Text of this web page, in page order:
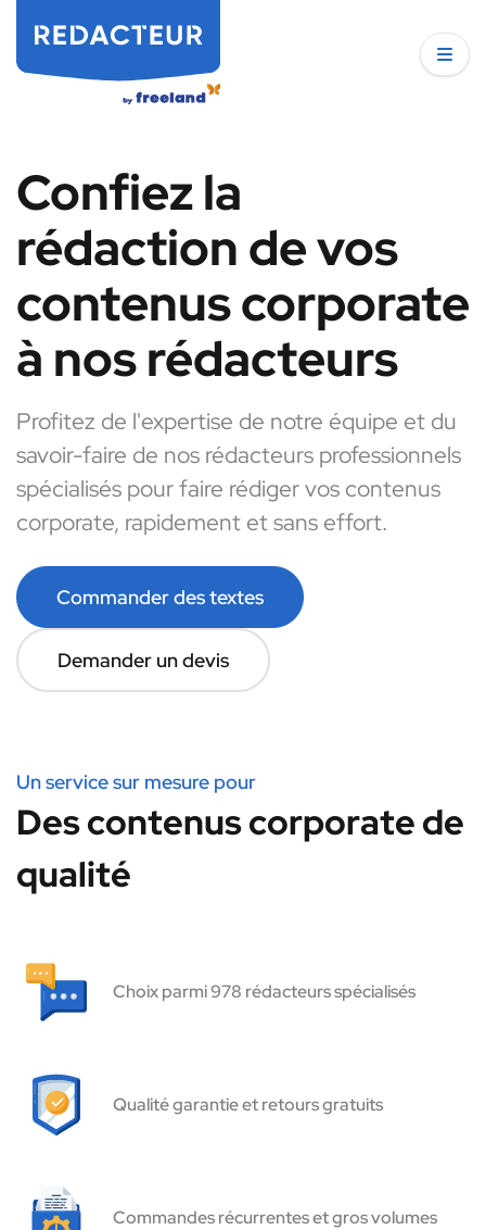
Confiez la
rédaction de vos
contenus corporate
à nos rédacteurs
Profitez de l'expertise de notre équipe et du
savoir-faire de nos rédacteurs professionnels
spécialisés pour faire rédiger vos contenus
corporate, rapidement et sans effort.
Commander des textes
Demander un devis
Un service sur mesure pour
Des contenus corporate de
qualité
Choix parmi 978 rédacteurs spécialisés
Qualité garantie et retours gratuits
Commandes récurrentes et gros volumes